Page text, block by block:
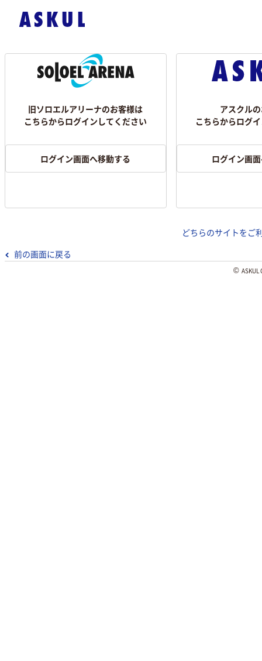
旧ソロエルアリーナのお客様は
こちらからログインしてください
ログイン画面へ移動する
アスクル
こちらからログ
ログイン画
どちらのサイトをご
前の画面に戻る
©